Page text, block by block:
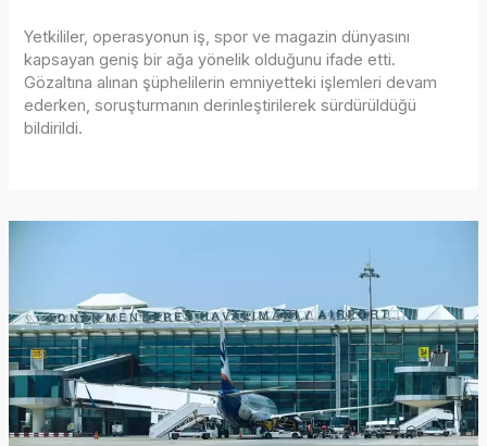
Yetkililer, operasyonun iş, spor ve magazin dünyasını
kapsayan geniş bir ağa yönelik olduğunu ifade etti.
Gözaltına alınan şüphelilerin emniyetteki işlemleri devam
ederken, soruşturmanın derinleştirilerek sürdürüldüğü
bildirildi.